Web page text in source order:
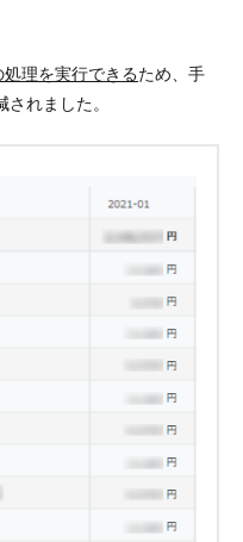
理を実行できるため、手
れました。